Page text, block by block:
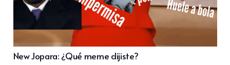
New Jopara: ¿Qué meme dijiste?